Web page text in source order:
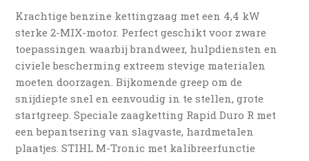
Krachtige benzine kettingzaag met een 4,4 kW
sterke 2-MIX-motor. Perfect geschikt voor zware
toepassingen waarbij brandweer, hulpdiensten en
civiele bescherming extreem stevige materialen
moeten doorzagen. Bijkomende greep om de
snijdiepte snel en eenvoudig in te stellen, grote
startgreep. Speciale zaagketting Rapid Duro R met
een bepantsering van slagvaste, hardmetalen
plaatjes. STIHL M-Tronic met kalibreerfunctie